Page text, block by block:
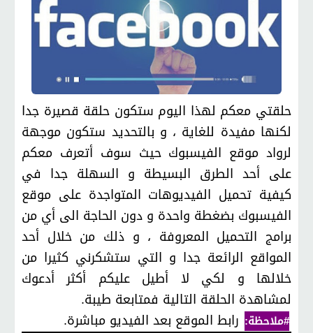
حلقتي معكم لهذا اليوم ستكون حلقة قصيرة جدا
لكنها مفيدة للغاية ، و بالتحديد ستكون موجهة
لرواد موقع الفيسبوك حيث سوف أتعرف معكم
على أحد الطرق البسيطة و السهلة جدا في
كيفية تحميل الفيديوهات المتواجدة على موقع
الفيسبوك بضغطة واحدة و دون الحاجة الى أي من
برامج التحميل المعروفة ، و ذلك من خلال أحد
المواقع الرائعة جدا و التي ستشكرني كثيرا من
خلالها و لكي لا أطيل عليكم أكثر أدعوك
لمشاهدة الحلقة التالية فمتابعة طيبة.
#ملاحظة: رابط الموقع بعد الفيديو مباشرة.